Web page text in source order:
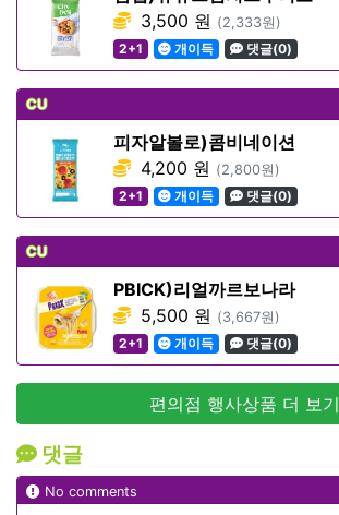
3,500 원 (2,333원)
2+1
개이득 댓글(0)
CU
피자알볼로)콤비네이션
4,200 원 (2,800원)
2+1
개이득 댓글(0)
CU
PBICK)리얼까르보나라
5,500 원 (3,667원)
2+1
개이득 댓글(0)
편의점 행사상품 더 보기
댓글
No comments